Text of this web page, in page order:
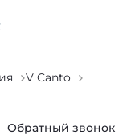
V Canto
Обратный звонок